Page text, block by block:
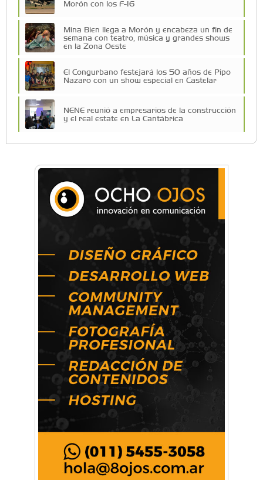
Morón con los F-16
Mina Bien llega a Morón y encabeza un fin de
semana con teatro, música y grandes shows
en la Zona Oeste
El Congurbano festejará los 50 años de Pipo
Nazaro con un show especial en Castelar
NENE reunió a empresarios de la construcción
y el real estate en La Cantábrica
La primera vez que Eva Perón voló en avión lo
hizo desde Morón
Mariana Croce: "Hoy las empresas necesitan
un asesoramiento integral para crecer con
Música, teatro, yoga, danza y mucho más:
Conocé todos los talleres para aprender y
disfrutar en la Zona Oeste